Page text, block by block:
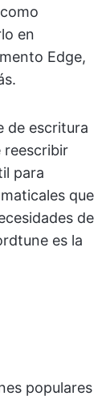
en
Edge,
de escritura
reescribir
para
que
de
es la
populares